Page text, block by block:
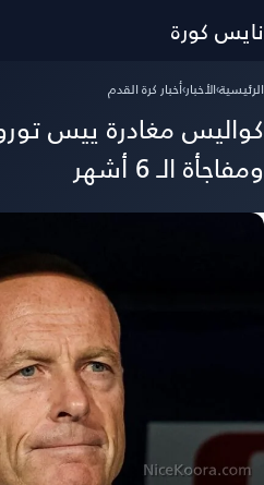
نايس كورة
الرئيسية›الأخبار›أخبار كرة القدم
كواليس مغادرة ييس
ومفاجأة الـ 6 أشهر